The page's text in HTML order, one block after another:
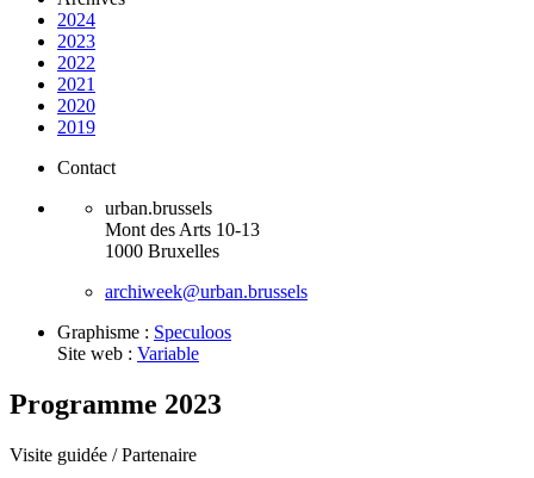
2024
2023
2022
2021
2020
2019
Contact
urban.brussels
Mont des Arts 10-13
1000 Bruxelles
archiweek@urban.brussels
Graphisme : Speculoos
Site web : Variable
Programme 2023
Visite guidée /Partenaire